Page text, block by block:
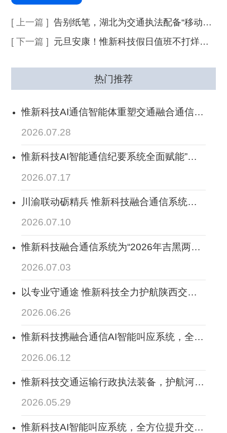
[ 上一篇 ]
告别纸笔，湖北为交通执法配备“移动办公室”，案卷掌上办！--惟新科技助力湖北省交通运输综合行政执法局全面升级执法终端设备
[ 下一篇 ]
元旦安康！惟新科技假日值班不打烊，全力配合各地交通指挥中心做好做好假日应急保障服务
热门推荐
惟新科技AI通信智能体重塑交通融合通信中
台，搭建行业智能通信大脑，赋能交通全域
2026.07.28
惟新科技AI智能通信纪要系统全面赋能”人
2026.07.17
川渝联动砺精兵 惟新科技融合通信系统保
畅应急线--2026年度四川省交通运输跨区域
2026.07.10
惟新科技融合通信系统为“2026年吉黑两省
公路应急抢险综合实战演练”圆满举行提供
2026.07.03
以专业守通途 惟新科技全力护航陕西交通
指挥调度稳定运行 筑牢三秦路网安全防线
2026.06.26
惟新科技携融合通信AI智能叫应系统，全面
2026.06.12
惟新科技交通运输行政执法装备，护航河北
交通执法数字化转型
2026.05.29
惟新科技AI智能叫应系统，全方位提升交通